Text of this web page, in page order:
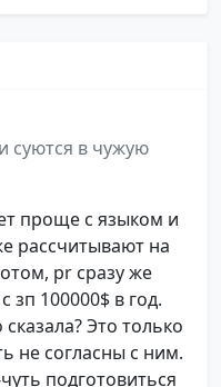
суются в чужую
проще с языком и
рассчитывают на
pr сразу же
зп 100000$ в год.
Это только
не согласны с ним.
подготовиться